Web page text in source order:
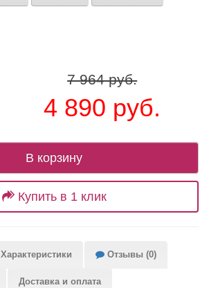
7 964 руб.
4 890 руб.
В корзину
Купить в 1 клик
Характеристики Отзывы (0)
Доставка и оплата